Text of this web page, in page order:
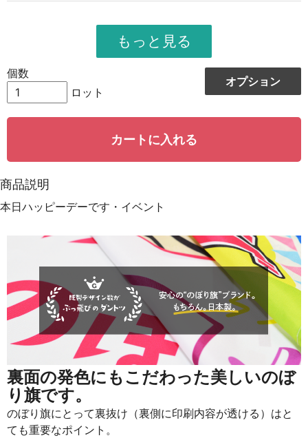
951
12324
13216
15 942 14130
939
18
18460
921 19341
22 919 20218
917 21091
24 915
25 913 22825
26
27 909 24543
オプション
個数
ロット
カートに入れる
商品説明
本日ハッピーデーです・イベント
裏面の発色にもこだわった美しいのぼ
り旗です。
のぼり旗にとって裏抜け（裏側に印刷内容が透ける）はと
ても重要なポイント。